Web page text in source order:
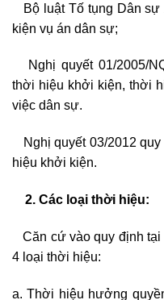
Bộ luật Tố tụng Dân sự
kiện vụ án dân sự;
Nghị quyết 01/2005/
thời hiệu khởi kiện, thời
việc dân sự.
Nghị quyết 03/2012 quy
hiệu khởi kiện.
2. Các loại thời hiệu:
Căn cứ vào quy định tại
4 loại thời hiệu:
a. Thời hiệu hưởng